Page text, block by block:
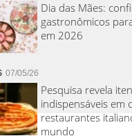
Dia das Mães:
gastronômicos
em 2026
07/05/26
Pesquisa revela
indispensáveis em
restaurantes
mundo